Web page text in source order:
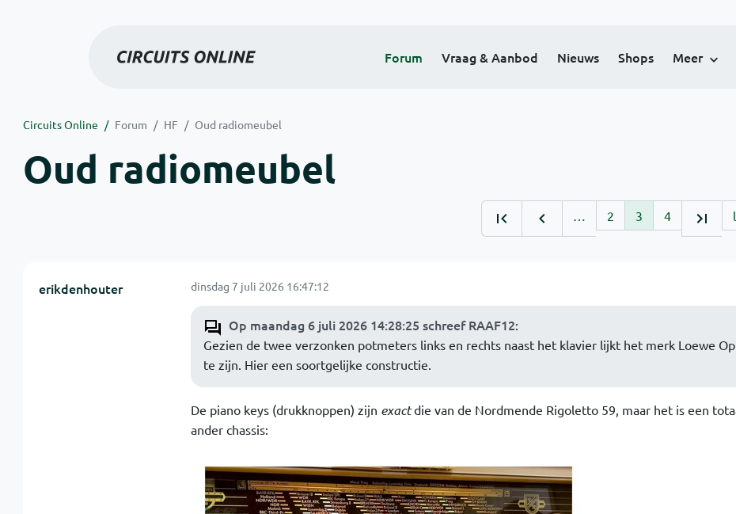
Forum Vraag & Aanbod Nieuws Shops Meer
Circuits Online Forum HF Oud radiomeubel
Oud radiomeubel
… 2 3 4
erikdenhouter dinsdag 7 juli 2026 16:47:12
Op maandag 6 juli 2026 14:28:25 schreef RAAF12:
Gezien de twee verzonken potmeters links en rechts naast het klavier lijkt het merk Loewe
te zijn. Hier een soortgelijke constructie.
De piano keys (drukknoppen) zijn exactdie van de Nordmende Rigoletto 59, maar het is een
ander chassis: